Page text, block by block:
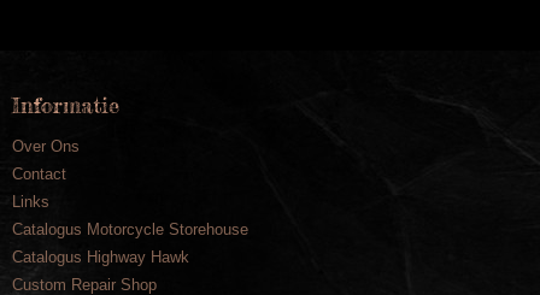
Informatie
Over Ons
Contact
Links
Catalogus Motorcycle Storehouse
Catalogus Highway Hawk
Custom Repair Shop